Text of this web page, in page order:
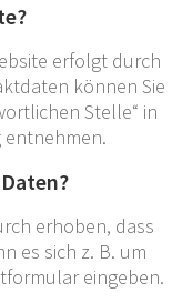
erfolgt durch
können Sie
Stelle“ in
erhoben, dass
es sich z. B. um
eingeben.